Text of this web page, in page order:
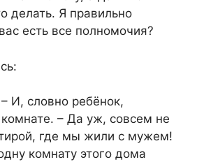
делать. Я правильно
есть все полномочия?
И, словно ребёнок,
– Да уж, совсем не
где мы жили с мужем!
комнату этого дома